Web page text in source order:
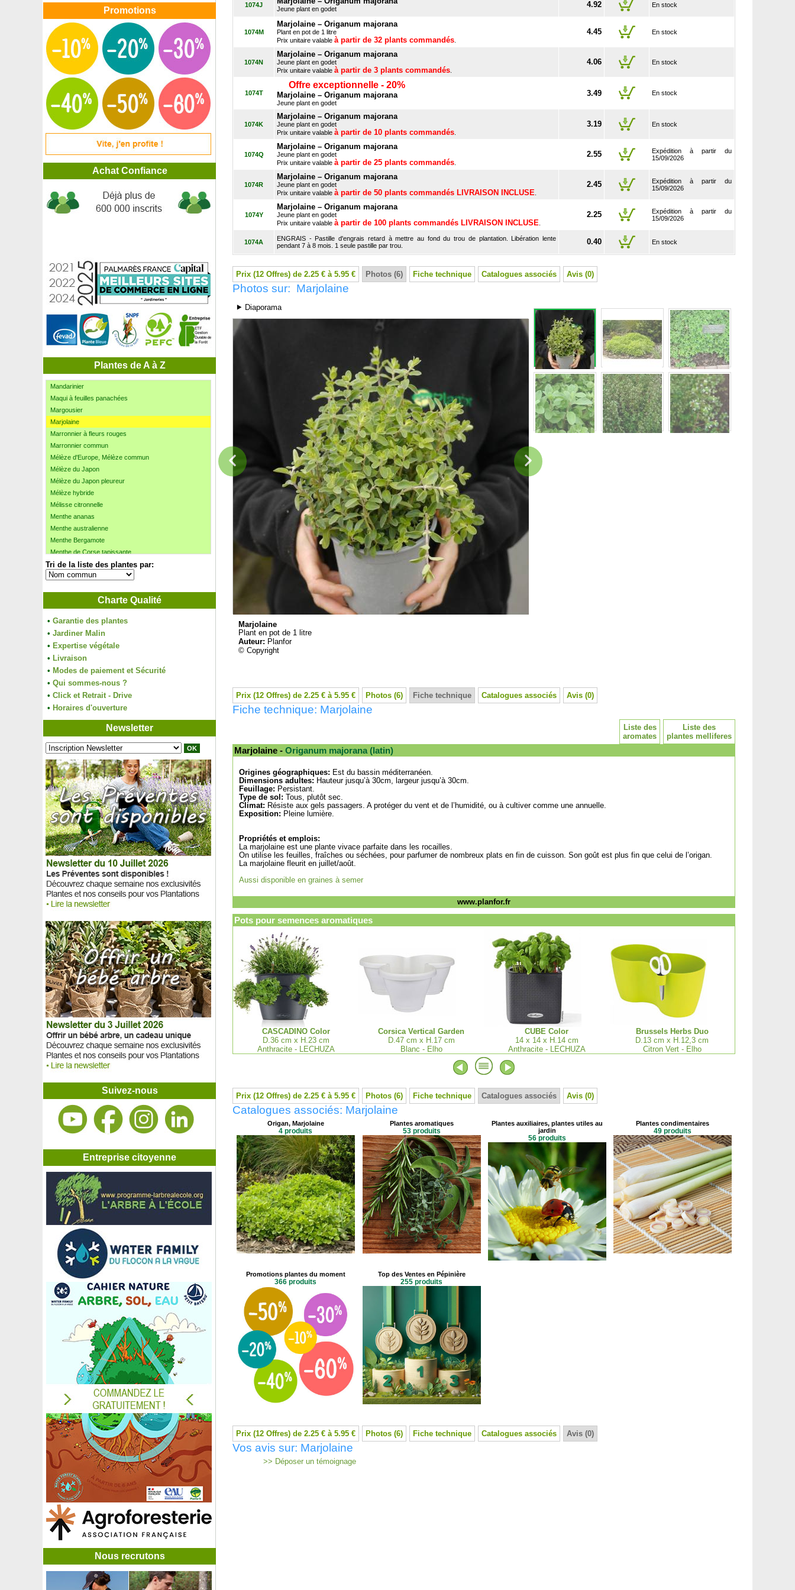
Promotions
Achat Confiance
Plantes de A à Z
Lilas d'été rose fuchsia
Lilas d'été rouge
Lilas d'été violet
Linaigrette
Lin de nouvelle Zélande 'Apricot Queen'
Lin de nouvelle Zélande 'Jester'
Lin de nouvelle Zélande panaché
Lin de Nouvelle Zélande pourpre
Lin de nouvelle Zélande 'Rainbow Queen'
Lis crapaud
Liseron blanc de Turquie
Liseron bleu de Mauritanie
Lomatie de Tasmanie
Lupin bleu
Lupin rose
Magnolia étoilé Rose
Magnolia 'Génie'
Magnolia liliflora Nigra
Magnolia parasol
Magnolia x soulangeana
Magnolia x Soulangeana 'Rustica Rubra'
Mahonia bealei
Mahonia commun
Mahonia sans épines 'Soft caress'
Mandarinier
Maqui à feuilles panachées
Margousier
Marjolaine
Marronnier à fleurs rouges
Marronnier commun
Mélèze d'Europe, Mélèze commun
Mélèze du Japon
Mélèze du Japon pleureur
Mélèze hybride
Mélisse citronnelle
Menthe ananas
Menthe australienne
Menthe Bergamote
Menthe de Corse tapissante
Menthe forte 'Ricqlès'
Menthe poivrée
Menthe verte du Maroc
Merisier
Métaséquoia
Michelia yunnanensis
Micocoulier de Provence
Millepertuis couvre-sol à grandes fleurs
Mimosa de Bailey pourpre
Mimosa des 4 saisons
Mimosa 'Gaulois Astier'
Monstera pertusum, deliciosa
Morelle faux jasmin à fleurs blanches
Mouton végétal, Carpette argentée
Muguet blanc
Muguet rose
Mûre-Framboise Tayberry
Mûre précoce comestible 'Loch'Tay'
Murier blanc
Murier 'Dirksen'
Mûrier nain Mojo Berry, Mûrier des montagnes
Mûrier platane Stérile
Mûrier sans épine
Myrte
Myrte d'Australie 'Newport'
Myrtille à fruits roses 'Pink Lemonade'
Myrtille géante 'Jersey'
Myrtillier nain autofertile
Nectarinier à chair blanche
Nectarinier à chair jaune
Nectarinier à nectarine plate jaune
Nectarinier nain autofertile
Néflier commun, Néflier d'Allemagne
Néflier du Japon
Neillia affinis
Nénuphar 'Colorado'
Nénuphar 'Wanvisa'
Nerprun alaterne
Nerprun purgatif
Noisetier commun
Noisetier du Japon, Noisetier d'hiver
Noisetier tortueux
Noisetier Truffier - Tuber melanosporum
Noisetier Truffier - Tuber uncinatum
Noyer commun
Noyer de pécan, Pacanier
Oca du Pérou
Oeillet mignardise blanc
Oeillet mignardise rose
Oeillet mignardise rose saumon
Oeillet mignardise rouge
Oiseau du paradis
Olivier Bonsaï
Olivier de Bohême
Olivier nuage, Olivier specimen
Olivier, plant d'Olivier
Olivier Tige
Onagre jaune du Missouri
Onagre rose 'Siskiyou'
Ophiopogon noir
Oranger
Oranger des Osages
Oranger du Mexique
Oranger du Mexique 'Aztec Pearl'
Oranger du Mexique doré Sundance
Oranger sanguin
Orchidée bambou - Blanche
Orchidée bambou - Mauve
Orchidée papillon Blanche, Phalaenopsis
Orchidée papillon Jaune, Phalaenopsis
Orchidée papillon Mauve, Phalaenopsis
Orchidée papillon Orange, Phalaenopsis
Orchidée papillon, Phalaenopsis
Orchidée papillon Rose, Phalaenopsis
Origan commun
Origan doré 'Aureum'
Origan 'Kent Beauty'
Orme Lutèce 'Nanguen'
Orme 'Sapporo Gold'
Orpin à feuilles grises
Tri de la liste des plantes par:
Charte Qualité
• Garantie des plantes
• Jardiner Malin
• Expertise végétale
• Livraison
• Modes de paiement et Sécurité
• Qui sommes-nous ?
• Click et Retrait - Drive
• Horaires d'ouverture
Newsletter
Suivez-nous
Entreprise citoyenne
Nous recrutons
1074J
Jeune plant en godet 4.92 En stock
1074M
Marjolaine – Origanum majorana
Plant en pot de 1 litre
Prix unitaire valable à partir de 32 plants commandés
4.45 En stock
1074N
Marjolaine – Origanum majorana
Jeune plant en godet
Prix unitaire valable à partir de 3 plants commandés
4.06 En stock
1074T
Offre exceptionnelle - 20%
Marjolaine – Origanum majorana
Jeune plant en godet
3.49 En stock
1074K
Marjolaine – Origanum majorana
Jeune plant en godet
Prix unitaire valable à partir de 10 plants commandés
3.19 En stock
1074Q
Marjolaine – Origanum majorana
Jeune plant en godet
Prix unitaire valable à partir de 25 plants commandés
2.55
Expédition à partir du
15/09/2026
1074R
Marjolaine – Origanum majorana
Jeune plant en godet
Prix unitaire valable à partir de 50 plants commandés LIVRAISON INCLUSE
2.45
Expédition à partir du
15/09/2026
1074Y
Marjolaine – Origanum majorana
Jeune plant en godet
Prix unitaire valable à partir de 100 plants commandés LIVRAISON INCLUSE
2.25
Expédition à partir du
15/09/2026
1074A
ENGRAIS - Pastille d'engrais retard à mettre au fond du trou de plantation. Libération lente
pendant 7 à 8 mois. 1 seule pastille par trou.
0.40 En stock
Prix (12 Offres) de 2.25 € à 5.95 € Photos (6) Fiche technique Catalogues associés Avis (0)
Photos sur: Marjolaine
⯈ Diaporama
Marjolaine
Plant en pot de 1 litre
Auteur: Planfor
© Copyright
Prix (12 Offres) de 2.25 € à 5.95 € Photos (6) Fiche technique Catalogues associés Avis (0)
Fiche technique: Marjolaine
Liste des
plantes melliferes
Liste des
aromates
Marjolaine - Origanum majorana (latin)
Origines géographiques: Est du bassin méditerranéen.
Dimensions adultes: Hauteur jusqu’à 30cm, largeur jusqu’à 30cm.
Feuillage: Persistant.
Type de sol: Tous, plutôt sec.
Climat: Résiste aux gels passagers. A protéger du vent et de l’humidité, ou à cultiver comme une annuelle.
Exposition: Pleine lumière.
Propriétés et emplois:
La marjolaine est une plante vivace parfaite dans les rocailles.
On utilise les feuilles, fraîches ou séchées, pour parfumer de nombreux plats en fin de cuisson. Son goût est plus fin que celui de l’origan.
La marjolaine fleurit en juillet/août.
Aussi disponible en graines à semer
www.planfor.fr
Pots pour semences aromatiques
CASCADINO Color
D.36 cm x H.23 cm
Anthracite - LECHUZA
Corsica Vertical Garden
D.47 cm x H.17 cm
Blanc - Elho
CUBE Color
14 x 14 x H.14 cm
Anthracite - LECHUZA
Brussels Herbs Duo
D.13 cm x H.12,3 cm
Citron Vert - Elho
Prix (12 Offres) de 2.25 € à 5.95 € Photos (6) Fiche technique Catalogues associés Avis (0)
Catalogues associés: Marjolaine
Origan, Marjolaine
4 produits
Plantes aromatiques
53 produits
Plantes auxiliaires, plantes utiles au
jardin
56 produits
Plantes condimentaires
49 produits
Promotions plantes du moment
366 produits
Top des Ventes en Pépinière
255 produits
Prix (12 Offres) de 2.25 € à 5.95 € Photos (6) Fiche technique Catalogues associés Avis (0)
Vos avis sur: Marjolaine
>> Déposer un témoignage